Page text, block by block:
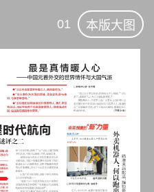
01 本版大图